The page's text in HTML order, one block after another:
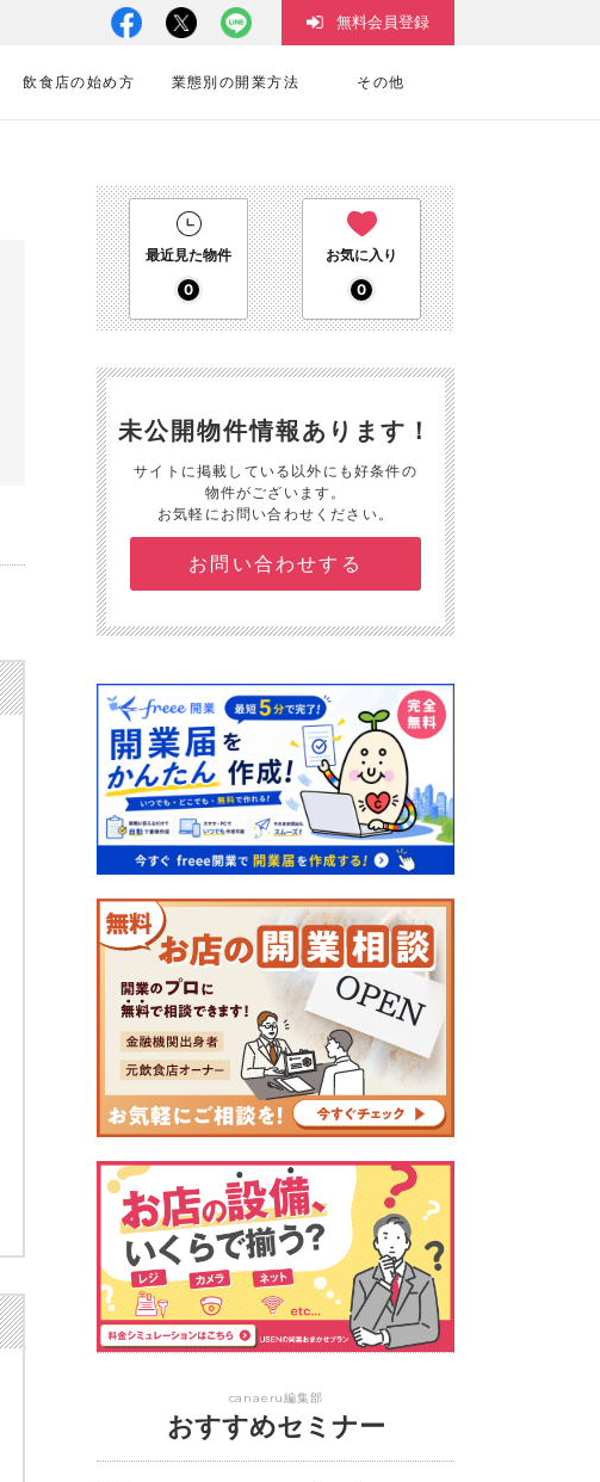
飲食店の始め方 業態別の開業方法 その他
無料会員登録
最近見た物件
0
お気に入り
0
未公開物件情報あります！
サイトに掲載している以外にも好条件の
物件がございます。
お気軽にお問い合わせください。
お問い合わせする
canaeru編集部
おすすめセミナー